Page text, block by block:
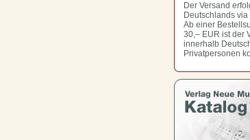
Der Versand
Deutschlands via
Ab einer
30,– EUR ist der
innerhalb
Privatpersonen